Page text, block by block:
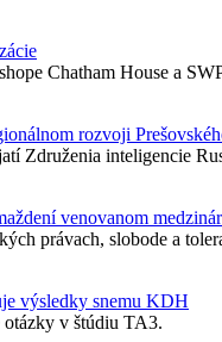
Chatham House a
rozvoji
Združenia inteligencie
venovanom
právach, slobode a
výsledky snemu KDH
otázky v štúdiu TA3.